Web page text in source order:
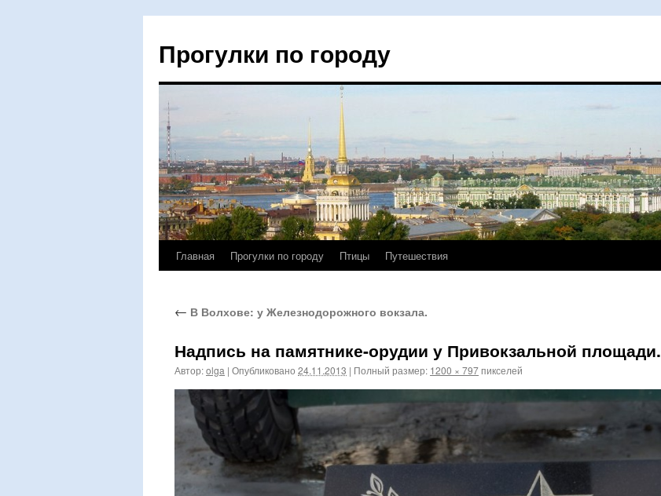
Прогулки по городу
Перейти
содержимому
Главная Прогулки по городу Птицы Путешествия
← В Волхове: у Железнодорожного вокзала.
Надпись на памятнике-орудии у Привокзальной площади.
Автор:olga | Опубликовано 24.11.2013 | Полный размер: 1200 × 797пикселей